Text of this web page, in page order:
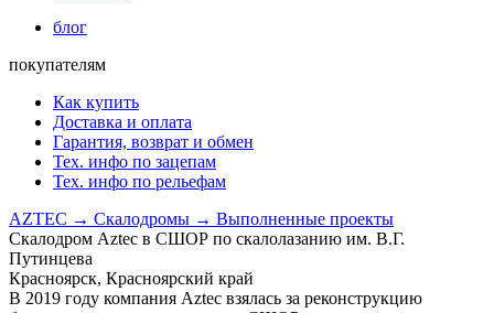
блог
покупателям
Как купить
Доставка и оплата
Гарантия, возврат и обмен
Тех. инфо по зацепам
Тех. инфо по рельефам
AZTEC → Скалодромы → Выполненные проекты
Cкалодром Aztec в СШОР по скалолазанию им. В.Г.
Путинцева
Красноярск, Красноярский край
В 2019 году компания Aztec взялась за реконструкцию